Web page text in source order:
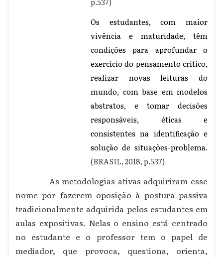
Os estudantes, com maior
vivência e maturidade, têm
condições para aprofundar o
exercício do pensamento crítico,
realizar novas leituras do
mundo, com base em modelos
abstratos, e tomar decisões
responsáveis, éticas e
consistentes na identificação e
solução de situações-problema.
(BRASIL, 2018, p.537)
As metodologias ativas adquiriram esse
nome por fazerem oposição à postura passiva
tradicionalmente adquirida pelos estudantes em
aulas expositivas. Nelas o ensino está centrado
no estudante e o professor tem o papel de
mediador, que provoca, questiona, orienta,